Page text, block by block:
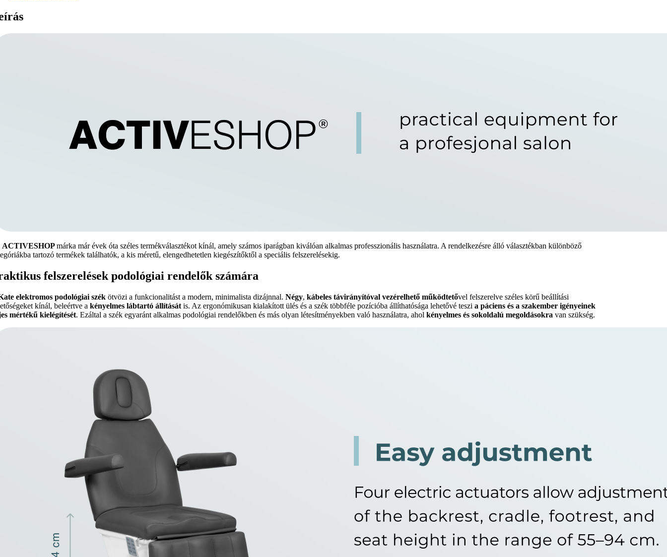
ACTIVESHOPmárka már évek óta széles termékválasztékot kínál, amely számos iparágban kiválóan alkalmas professzionális használatra. A rendelkezésre álló választékban különböző
tartozó termékek találhatók, a kis méretű, elengedhetetlen kiegészítőktől a speciális felszerelésekig.
felszerelések podológiai rendelők számára
elektromos podológiai székötvözi a funkcionalitást a modern, minimalista dizájnnal.Négy,kábeles távirányítóval vezérelhető működtetővel felszerelve széles körű beállítási
kínál, beleértve akényelmes lábtartó állítását is. Az ergonómikusan kialakított ülés és a szék többféle pozícióba állíthatósága lehetővé teszia páciens és a szakember igényeinek
mértékű kielégítését. Ezáltal a szék egyaránt alkalmas podológiai rendelőkben és más olyan létesítményekben való használatra, aholkényelmes és sokoldalú megoldásokra van szükség.